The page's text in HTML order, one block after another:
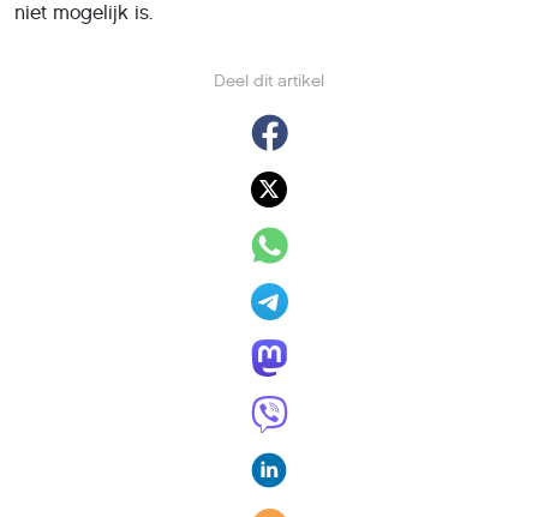
Deel dit artikel
niet mogelijk is.